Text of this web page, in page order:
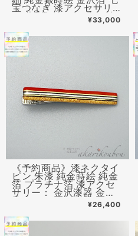
宝つなぎ 漆アクセサリー
： 薄型キャッチ 金沢漆
¥33,000
《予約商品》漆ネクタイ
ピン 朱漆 純金蒔絵 純金
箔 プラチナ箔 漆アクセ
サリー： 金沢漆器 金沢
箔 ¥26,400